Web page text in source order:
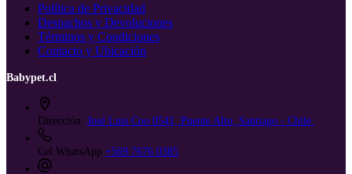
Política de Privacidad
Despachos y Devoluciones
Términos y Condiciones
Contacto y Ubicación
Babypet.cl
Dirección: José Luis Coo 0541, Puente Alto, Santiago - Chile.
Cel WhatsApp +569 7676 0385